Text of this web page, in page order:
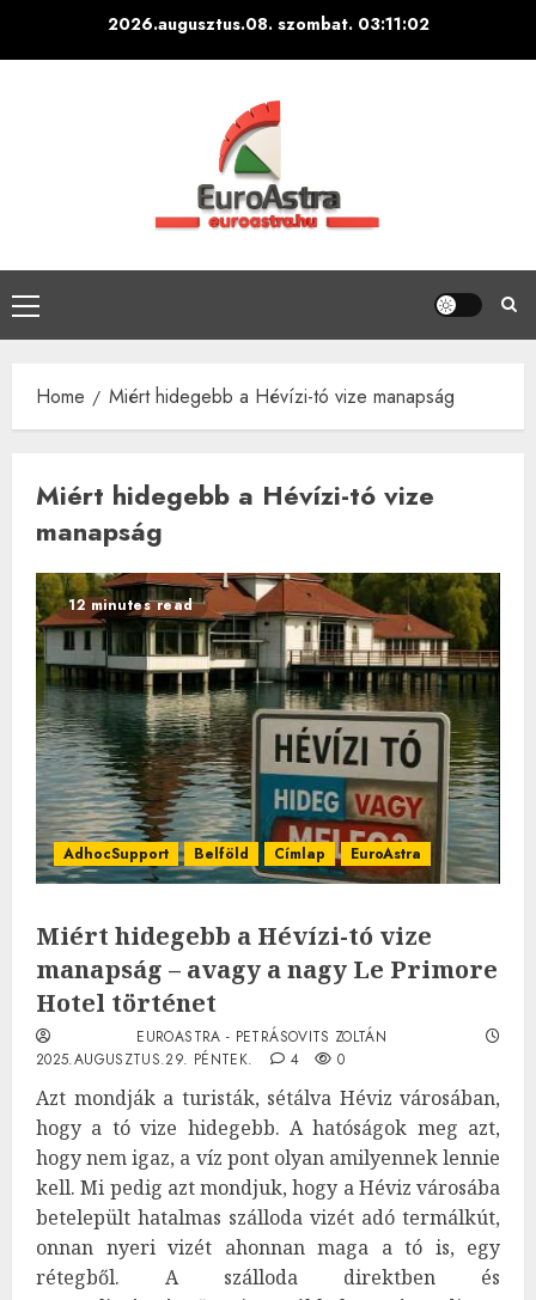
2026.augusztus.08. szombat. 03:11:03
Primary
Menu
Home Miért hidegebb a Hévízi-tó vize manapság
Miért hidegebb a Hévízi-tó vize
manapság
12 minutes read
AdhocSupport Belföld Címlap EuroAstra
Miért hidegebb a Hévízi-tó vize
manapság – avagy a nagy Le Primore
Hotel történet
EUROASTRA - PETRÁSOVITS ZOLTÁN
2025.AUGUSZTUS.29. PÉNTEK.
4 0
Azt mondják a turisták, sétálva Héviz városában,
hogy a tó vize hidegebb. A hatóságok meg azt,
hogy nem igaz, a víz pont olyan amilyennek lennie
kell. Mi pedig azt mondjuk, hogy a Héviz városába
betelepült hatalmas szálloda vizét adó termálkút,
onnan nyeri vizét ahonnan maga a tó is, egy
rétegből. A szálloda direktben és